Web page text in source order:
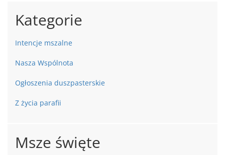
Kategorie
Intencje mszalne
Nasza Wspólnota
Ogłoszenia duszpasterskie
Z życia parafii
Msze święte